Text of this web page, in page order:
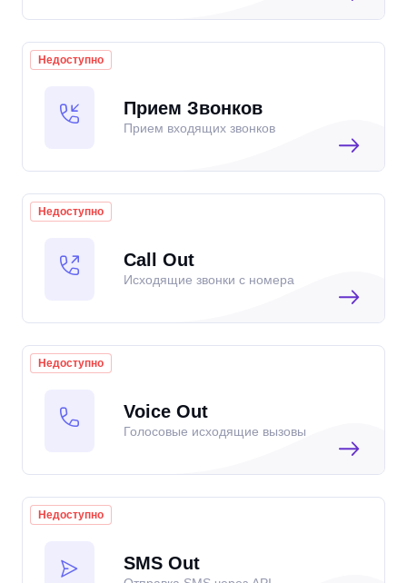
Недоступно
Прием Звонков
Прием входящих звонков
Недоступно
Call Out
Исходящие звонки с номера
Недоступно
Voice Out
Голосовые исходящие вызовы
Недоступно
SMS Out